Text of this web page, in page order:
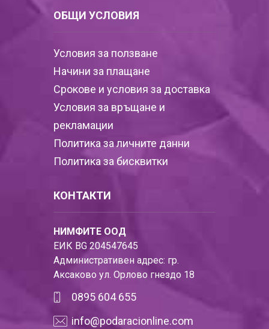
ОБЩИ УСЛОВИЯ
Условия за ползване
Начини за плащане
Срокове и условия за доставка
Условия за връщане и
рекламации
Политика за личните данни
Политика за бисквитки
КОНТАКТИ
НИМФИТЕ ООД
ЕИК BG 204547645
Административен адрес: гр.
Аксаково ул. Орлово гнездо 18
0895 604 655
info@podaracionline.com